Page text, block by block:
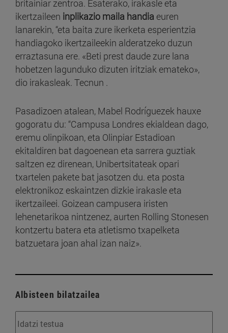
britainiar zentroa. Esaterako, irakasle eta
ikertzaileen inplikazio maila handia euren
lanarekin, “eta baita zure ikerketa esperientzia
handiagoko ikertzaileekin alderatzeko duzun
erraztasuna ere. «Beti prest daude zure lana
hobetzen lagunduko dizuten iritziak emateko»,
dio irakasleak. Tecnun .
Pasadizoen atalean, Mabel Rodríguezek hauxe
gogoratu du: “Campusa Londres ekialdean dago,
eremu olinpikoan, eta Olinpiar Estadioan
ekitaldiren bat dagoenean eta sarrera guztiak
saltzen ez direnean, Unibertsitateak opari
txartelen pakete bat jasotzen du. eta posta
elektronikoz eskaintzen dizkie irakasle eta
ikertzaileei. Goizean campusera iristen
lehenetarikoa nintzenez, aurten Rolling Stonesen
kontzertu batera eta atletismo txapelketa
batzuetara joan ahal izan naiz».
Albisteen bilatzailea